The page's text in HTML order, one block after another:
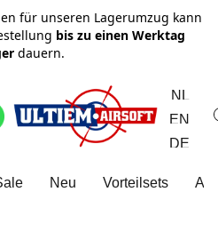
für unseren Lagerumzug kann
bis zu einen Werktag
dauern.
NL
EN
DE
Neu Vorteilsets